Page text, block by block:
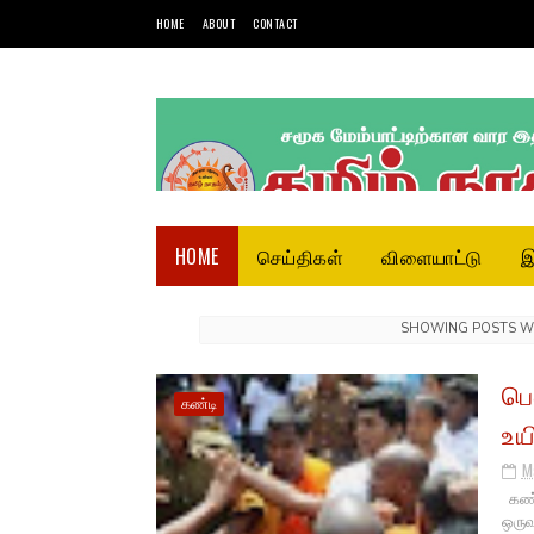
HOME ABOUT CONTACT
HOME செய்திகள் விளையாட்டு
SHOWING POSTS
கண்டி